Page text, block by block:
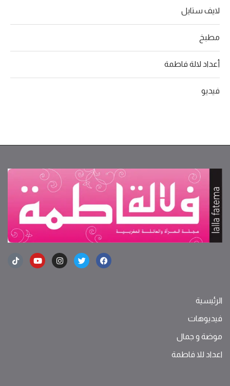
لايف ستايل
مطبخ
أعداد لالة فاطمة
فيديو
الرئيسية
فيديوهات
موضة ‫و‬ ‫‬‫جمال‬
اعداد للا فاطمة